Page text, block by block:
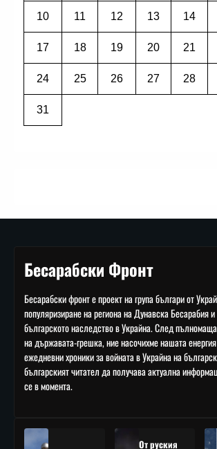
10 11 12 13 14
17 18 19 20 21
24 25 26 27 28
31
Бесарабски Фронт
Бесарабски фронт е проект на група българи от
популяризиране на региона на Дунавска Бесарабия и
българското наследство в Украйна. След
на държавата-грешка, ние насочихме нашата
ежедневни хроники за войната в Украйна на
българският читател да получава актуална
се в момента.
От руския